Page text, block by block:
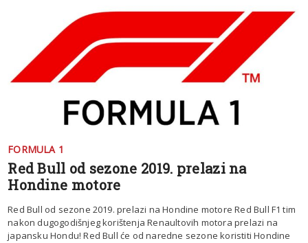
FORMULA 1
Red Bull od sezone 2019. prelazi na
Hondine motore
Red Bull od sezone 2019. prelazi na Hondine motore Red Bull F1 tim
nakon dugogodišnjeg korištenja Renaultovih motora prelazi na
japansku Hondu! Red Bull će od naredne sezone koristiti Hondine